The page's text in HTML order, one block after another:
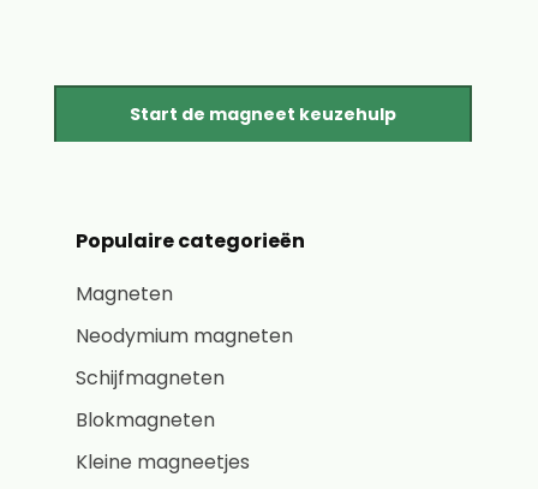
Start de magneet keuzehulp
Populaire categorieën
Magneten
Neodymium magneten
Schijfmagneten
Blokmagneten
Kleine magneetjes